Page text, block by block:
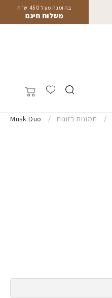
בהזמנה מעל 450 ש״ח
משלוח חינם
תמונות בזוגות Musk Duo